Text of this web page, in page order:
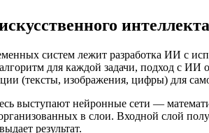
интеллекта
систем лежит разработка ИИ с
для каждой задачи, подход с
(тексты, изображения, цифры) для
выступают нейронные сети —
в слои. Входной слой
результат.